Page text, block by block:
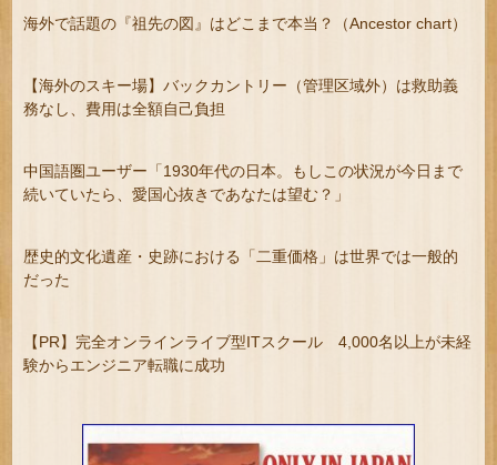
海外で話題の『祖先の図』はどこまで本当？（Ancestor chart）
【海外のスキー場】バックカントリー（管理区域外）は救助義
務なし、費用は全額自己負担
中国語圏ユーザー「1930年代の日本。もしこの状況が今日まで
続いていたら、愛国心抜きであなたは望む？」
歴史的文化遺産・史跡における「二重価格」は世界では一般的
だった
【PR】完全オンラインライブ型ITスクール 4,000名以上が未経
験からエンジニア転職に成功